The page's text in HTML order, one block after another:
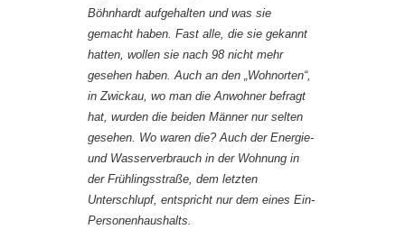
Böhnhardt aufgehalten und was sie
gemacht haben. Fast alle, die sie gekannt
hatten, wollen sie nach 98 nicht mehr
gesehen haben. Auch an den „Wohnorten“,
in Zwickau, wo man die Anwohner befragt
hat, wurden die beiden Männer nur selten
gesehen. Wo waren die? Auch der Energie-
und Wasserverbrauch in der Wohnung in
der Frühlingsstraße, dem letzten
Unterschlupf, entspricht nur dem eines Ein-
Personenhaushalts.